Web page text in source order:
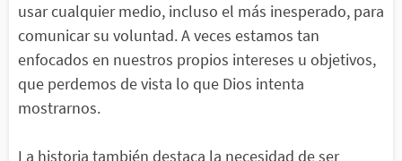
usar cualquier medio, incluso el más inesperado, para
comunicar su voluntad. A veces estamos tan
enfocados en nuestros propios intereses u objetivos,
que perdemos de vista lo que Dios intenta
mostrarnos.
La historia también destaca la necesidad de ser